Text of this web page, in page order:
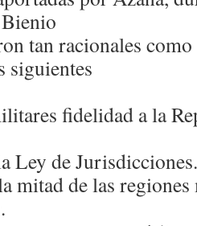
tan racionales como
siguientes
fidelidad a la
Ley de Jurisdicciones.
mitad de las